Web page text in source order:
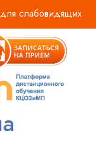
слабовидящих